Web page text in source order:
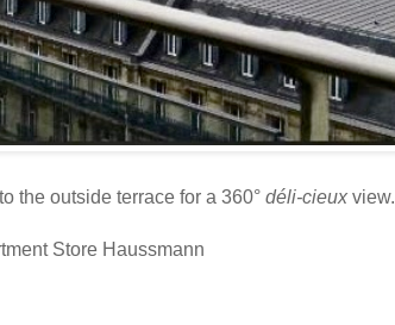
the outside terrace for a 360° déli-cieux view.
Store Haussmann